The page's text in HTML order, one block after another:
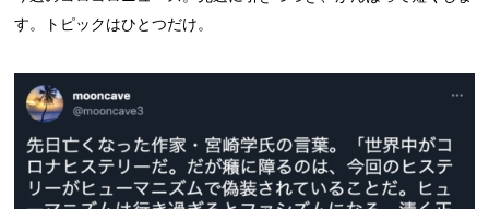
す。トピックはひとつだけ。